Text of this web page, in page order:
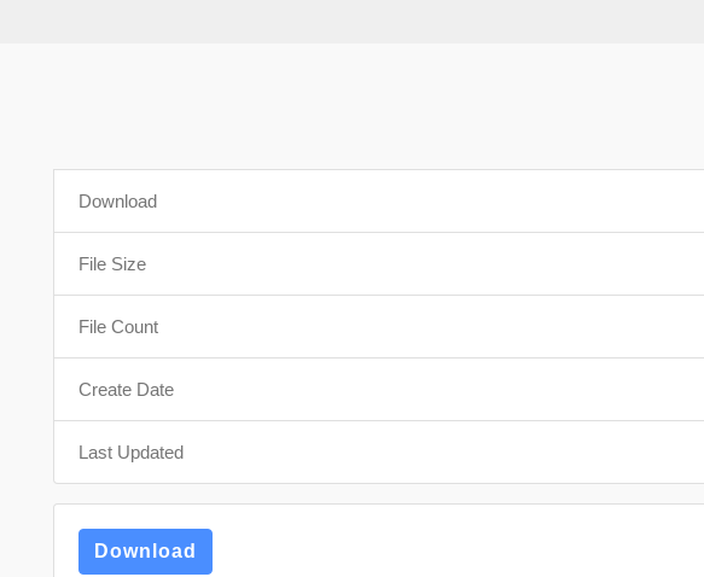
Download
File Size
File Count
Create Date
Last Updated
Download